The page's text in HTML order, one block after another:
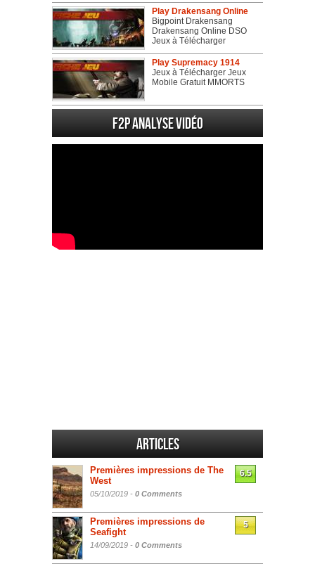
Play Drakensang Online
Bigpoint Drakensang
Drakensang Online DSO
Jeux à Télécharger
Play Supremacy 1914
Jeux à Télécharger Jeux
Mobile Gratuit MMORTS
F2P Analyse vidéo
Articles
Premières impressions de The
West
05/10/2019 - 0 Comments
6.5
Premières impressions de
Seafight
14/09/2019 - 0 Comments
5